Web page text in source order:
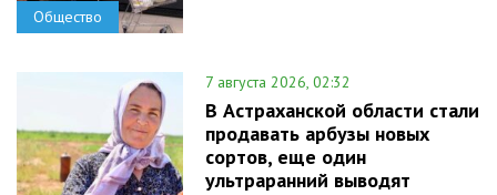
Общество
7 августа 2026, 02:32
В Астраханской области стали
продавать арбузы новых
сортов, еще один
ультраранний выводят